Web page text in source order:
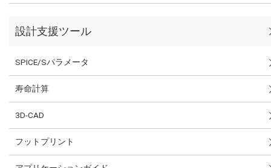
設計支援ツール
SPICE/Sパラメータ
寿命計算
3D-CAD
フットプリント